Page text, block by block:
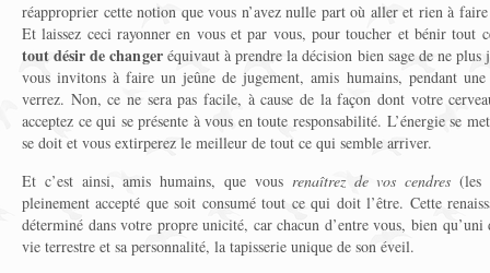
réapproprier cette notion que vous n’avez nulle part où aller et rien à
Et laissez ceci rayonner en vous et par vous, pour toucher et bénir tout
tout désir de changeréquivaut à prendre la décision bien sage de ne
vous invitons à faire un jeûne de jugement, amis humains, pendant
verrez. Non, ce ne sera pas facile, à cause de la façon dont votre
acceptez ce qui se présente à vous en toute responsabilité. L’énergie se
se doit et vous extirperez le meilleur de tout ce qui semble arriver.
Et c’est ainsi, amis humains, que vous renaîtrez de vos cendres(les
pleinement accepté que soit consumé tout ce qui doit l’être. Cette
déterminé dans votre propre unicité, car chacun d’entre vous, bien
vie terrestre et sa personnalité, la tapisserie unique de son éveil.